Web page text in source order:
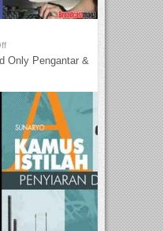
Only Pengantar &